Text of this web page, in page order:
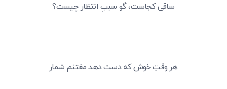
ساقی کجاست، گو سببِ انتظار چیست؟
هر وقتِ خوش که دست دهد مغتنم شمار